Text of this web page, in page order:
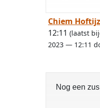
Chiem
12:11 (laatst
2023 — 12:11
Nog een